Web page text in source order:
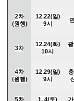
2차
(원행)
12.22(일)
9시
3차
12.24(화)
10시
4차
(원행)
12.29(일)
9시
5차
1. 4(토)